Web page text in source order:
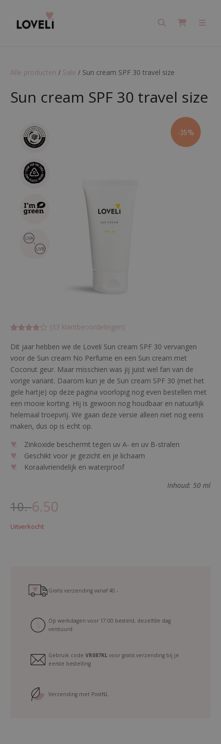
SearchCart
Alle producten / Sale / Sun cream SPF 30 travel size
Sun cream SPF 30 travel size
-35%
erd
3.757575
7575758
gebasee
rd op
klant
waarderin
(33 klantbeoordelingen)
Dit jaar hebben we de Loveli Sun cream SPF 30 vervangen
voor de Sun cream No Perfume en een Sun cream met
Coconut geur. Maar misschien was jij juist wel fan van de
vorige variant. Daarom kun je de Sun cream SPF 30 (met het
gele hartje) op deze pagina voorlopig nog even bestellen met
een mooie korting. Hij is gewoon nog houdbaar en natuurlijk
helemaal troepvrij. We gaan deze versie alleen niet nog eens
maken, dus op is echt op.
Zinkoxide beschermt tegen uv A- en uv B-stralen
Geschikt voor je gezicht en je lichaam
Koraalvriendelijk en waterproof
Inhoud: 50 ml
10.-
O
o
6.50
H
u
Uitverkocht
Gratis verzending vanaf40.-
Op werkdagen voor 17:00 besteld, dezelfde dag
verstuurd
Gebruik code VR087KL voor gratis verzending bij je
eerste bestelling
Verzending met PostNL